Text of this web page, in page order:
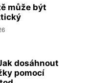
může být
dosáhnout
pomocí